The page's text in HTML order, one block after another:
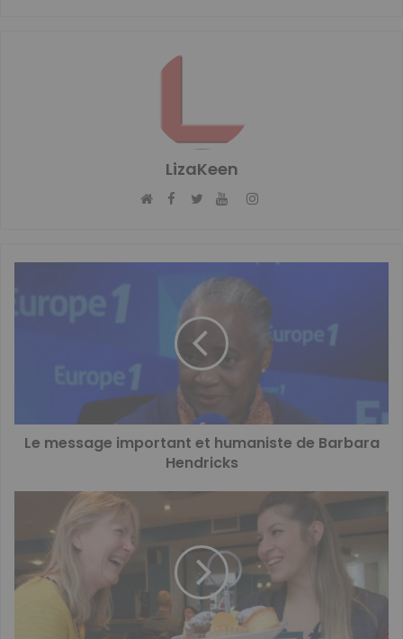
LizaKeen
Facebook Instagram
Le message important et humaniste de Barbara
Hendricks